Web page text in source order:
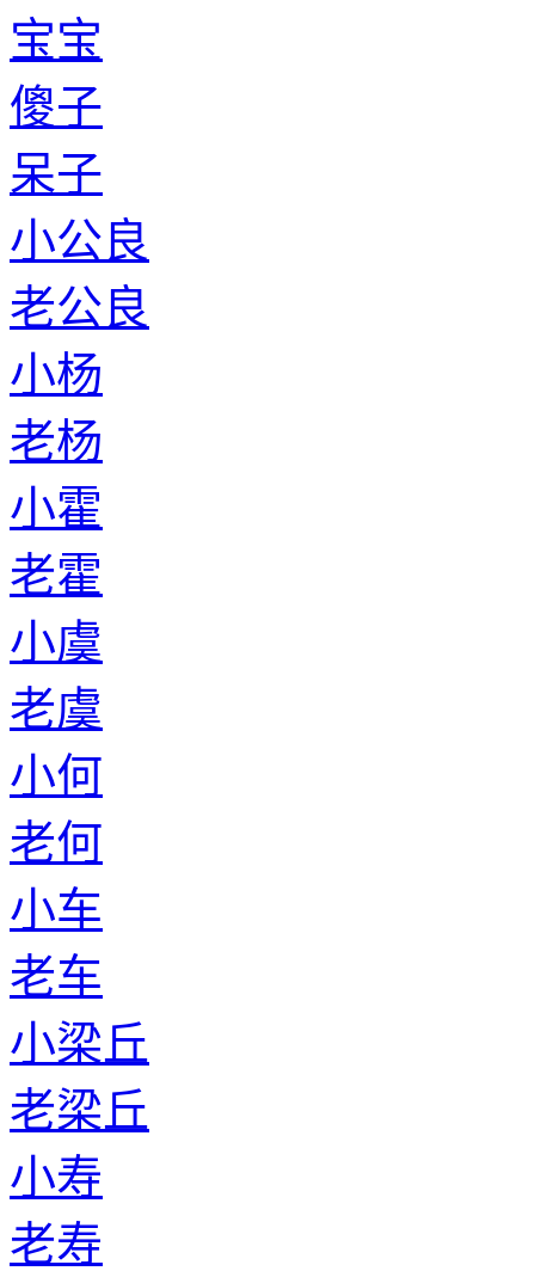
宝宝
傻子
呆子
小公良
老公良
小杨
老杨
小霍
老霍
小虞
老虞
小何
老何
小车
老车
小梁丘
老梁丘
小寿
老寿